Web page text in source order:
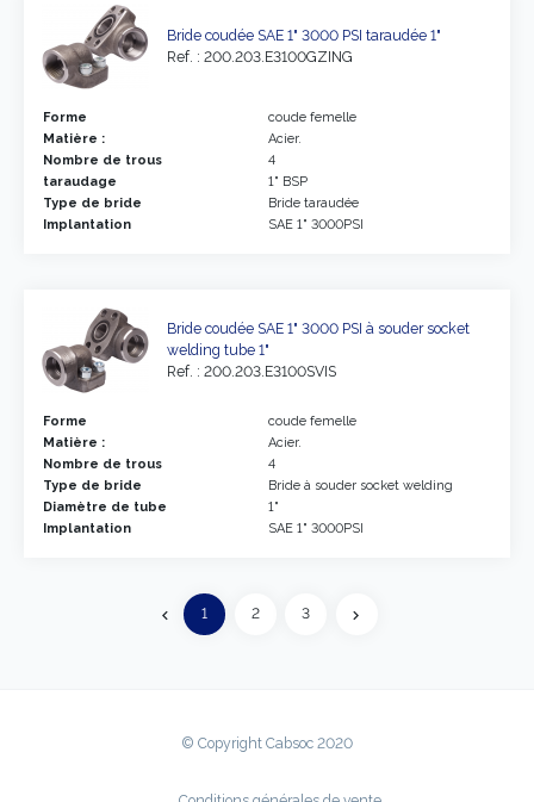
Bride coudée SAE 1" 3000 PSI taraudée 1"
Ref. : 200.203.E3100GZING
Forme
coude femelle
Matière :
Acier.
Nombre de trous
4
taraudage
1" BSP
Type de bride
Bride taraudée
Implantation
SAE 1" 3000PSI
Bride coudée SAE 1" 3000 PSI à souder socket
welding tube 1"
Ref. : 200.203.E3100SVIS
Forme
coude femelle
Matière :
Acier.
Nombre de trous
4
Type de bride
Bride à souder socket welding
Diamètre de tube
1"
Implantation
SAE 1" 3000PSI
chevron_left Précédent
1 2 3 chevron_rightSuivant
© Copyright Cabsoc 2020